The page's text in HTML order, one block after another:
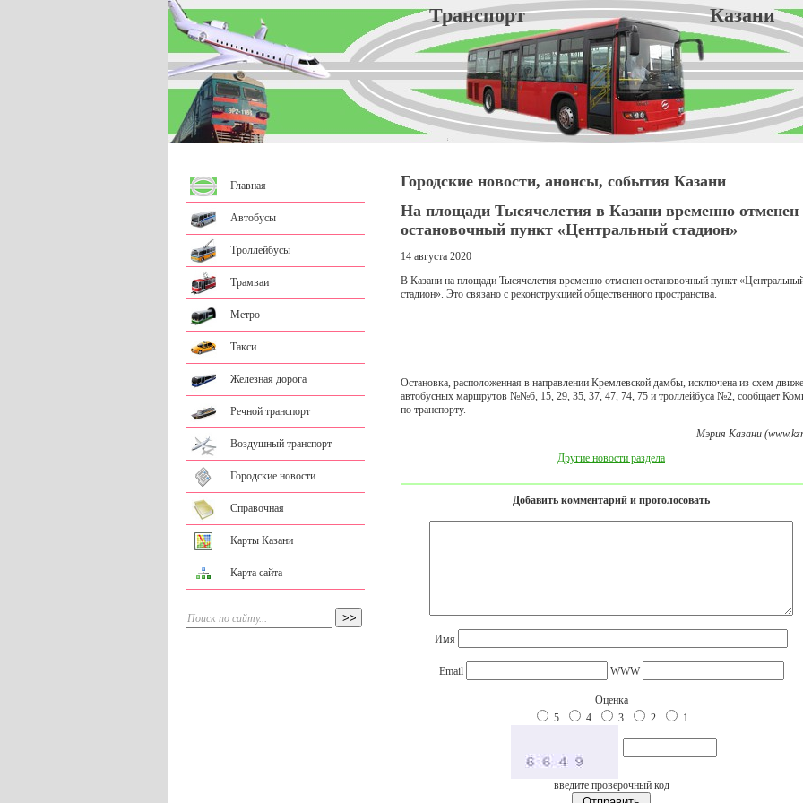
Транспорт Казани
Главная
Автобусы
Троллейбусы
Трамваи
Метро
Такси
Железная дорога
Речной транспорт
Воздушный транспорт
Городские новости
Справочная
Карты Казани
Карта сайта
Городские новости, анонсы, события Казани
На площади Тысячелетия в Казани временно отменен
остановочный пункт «Центральный стадион»
14 августа 2020
В Казани на площади Тысячелетия временно отменен остановочный пункт
стадион». Это связано с реконструкцией общественного пространства.
Остановка, расположенная в направлении Кремлевской дамбы, исключена из схем
автобусных маршрутов №№6, 15, 29, 35, 37, 47, 74, 75 и троллейбуса №2, сообщает
по транспорту.
Мэрия Казани
Другие новости раздела
Добавить комментарий и проголосовать
Имя
Email WWW
Оценка
5
4 3 2 1
введите проверочный код